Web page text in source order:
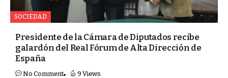
SOCIEDAD
Presidente de la Cámara de Diputados recibe
galardón del Real Fórum de Alta Dirección de
España
No Comment 9 Views